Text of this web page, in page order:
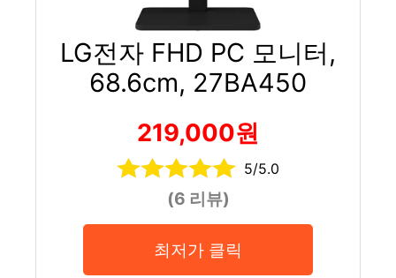
LG전자 FHD PC 모니터,
68.6cm, 27BA450
219,000원
5/5.0
(6 리뷰)
최저가 클릭